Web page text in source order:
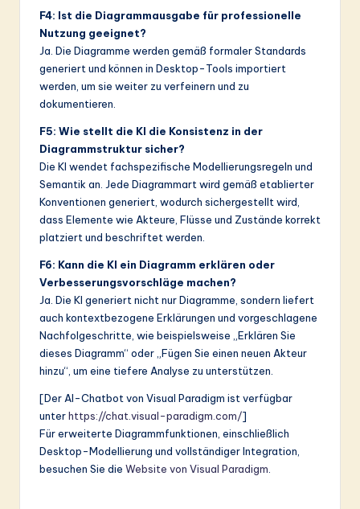
F4: Ist die Diagrammausgabe für professionelle
Nutzung geeignet?
Ja. Die Diagramme werden gemäß formaler Standards
generiert und können in Desktop-Tools importiert
werden, um sie weiter zu verfeinern und zu
dokumentieren.
F5: Wie stellt die KI die Konsistenz in der
Diagrammstruktur sicher?
Die KI wendet fachspezifische Modellierungsregeln und
Semantik an. Jede Diagrammart wird gemäß etablierter
Konventionen generiert, wodurch sichergestellt wird,
dass Elemente wie Akteure, Flüsse und Zustände korrekt
platziert und beschriftet werden.
F6: Kann die KI ein Diagramm erklären oder
Verbesserungsvorschläge machen?
Ja. Die KI generiert nicht nur Diagramme, sondern liefert
auch kontextbezogene Erklärungen und vorgeschlagene
Nachfolgeschritte, wie beispielsweise „Erklären Sie
dieses Diagramm“ oder „Fügen Sie einen neuen Akteur
hinzu“, um eine tiefere Analyse zu unterstützen.
[Der AI-Chatbot von Visual Paradigm ist verfügbar
unterhttps://chat.visual-paradigm.com/]
Für erweiterte Diagrammfunktionen, einschließlich
Desktop-Modellierung und vollständiger Integration,
besuchen Sie die Website von Visual Paradigm